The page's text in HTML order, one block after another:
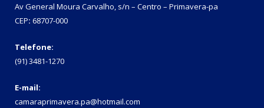
Av General Moura Carvalho, s/n – Centro – Primavera-pa
CEP: 68707-000
Telefone:
(91) 3481-1270
E-mail:
camaraprimavera.pa@hotmail.com